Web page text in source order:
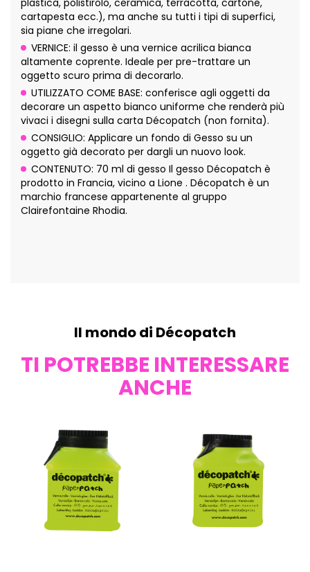
plastica, polistirolo, ceramica, terracotta, cartone,
cartapesta ecc.), ma anche su tutti i tipi di superfici,
sia piane che irregolari.
VERNICE: il gesso è una vernice acrilica bianca
altamente coprente. Ideale per pre-trattare un
oggetto scuro prima di decorarlo.
UTILIZZATO COME BASE: conferisce agli oggetti da
decorare un aspetto bianco uniforme che renderà più
vivaci i disegni sulla carta Décopatch (non fornita).
CONSIGLIO: Applicare un fondo di Gesso su un
oggetto già decorato per dargli un nuovo look.
CONTENUTO: 70 ml di gesso Il gesso Décopatch è
prodotto in Francia, vicino a Lione . Décopatch è un
marchio francese appartenente al gruppo
Clairefontaine Rhodia.
Il mondo di Décopatch
TI POTREBBE INTERESSARE
ANCHE